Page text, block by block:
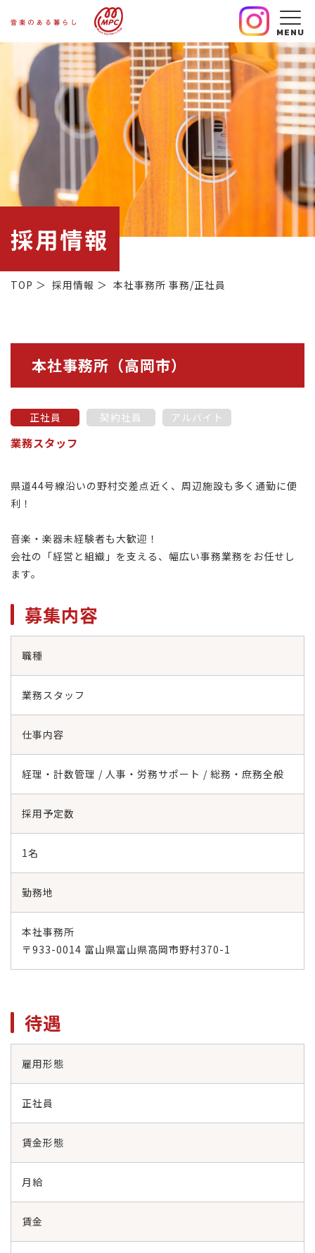
MENU
採用情報
TOP ＞ 採用情報 ＞ 本社事務所 事務/正社員
本社事務所（高岡市）
正社員 契約社員 アルバイト
業務スタッフ
県道44号線沿いの野村交差点近く、周辺施設も多く通勤に便
利！
音楽・楽器未経験者も大歓迎！
会社の「経営と組織」を支える、幅広い事務業務をお任せし
ます。
募集内容
職種
業務スタッフ
仕事内容
経理・計数管理 / 人事・労務サポート / 総務・庶務全般
採用予定数
1名
勤務地
本社事務所
〒933-0014 富山県富山県高岡市野村370-1
待遇
雇用形態
正社員
賃金形態
月給
賃金